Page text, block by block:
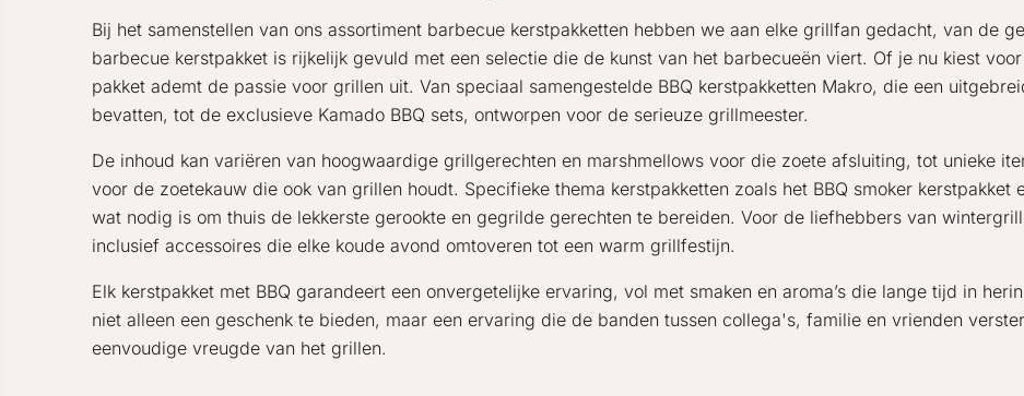
Bij het samenstellen van ons assortiment barbecue kerstpakketten hebben we aan elke grillfan gedacht, van de
barbecue kerstpakket is rijkelijk gevuld met een selectie die de kunst van het barbecueën viert. Of je nu kiest
pakket ademt de passie voor grillen uit. Van speciaal samengestelde BBQ kerstpakketten Makro, die een
bevatten, tot de exclusieve Kamado BBQ sets, ontworpen voor de serieuze grillmeester.
De inhoud kan variëren van hoogwaardige grillgerechten en marshmellows voor die zoete afsluiting, tot unieke
voor de zoetekauw die ook van grillen houdt. Specifieke thema kerstpakketten zoals het BBQ smoker kerstpakket
wat nodig is om thuis de lekkerste gerookte en gegrilde gerechten te bereiden. Voor de liefhebbers van
inclusief accessoires die elke koude avond omtoveren tot een warm grillfestijn.
Elk kerstpakket met BBQ garandeert een onvergetelijke ervaring, vol met smaken en aroma’s die lange tijd in
niet alleen een geschenk te bieden, maar een ervaring die de banden tussen collega's, familie en vrienden
eenvoudige vreugde van het grillen.